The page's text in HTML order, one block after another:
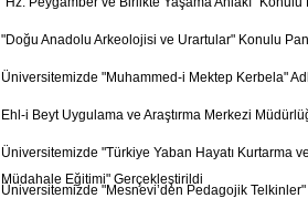
"Doğu Anadolu Arkeolojisi ve Urartular" Konulu
Üniversitemizde "Muhammed-i Mektep Kerbela"
Ehl-i Beyt Uygulama ve Araştırma Merkezi
Üniversitemizde "Türkiye Yaban Hayatı Kurtarma
Müdahale Eğitimi" Gerçekleştirildi
Üniversitemizde "Mesnevi’den Pedagojik